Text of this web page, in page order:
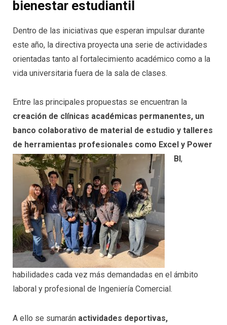
bienestar estudiantil
Dentro de las iniciativas que esperan impulsar durante
este año, la directiva proyecta una serie de actividades
orientadas tanto al fortalecimiento académico como a la
vida universitaria fuera de la sala de clases.
Entre las principales propuestas se encuentran la
creación de clínicas académicas permanentes, un
banco colaborativo de material de estudio y talleres
de herramientas profesionales como Excel y Power
BI ,
habilidades cada vez más demandadas en el ámbito
laboral y profesional de Ingeniería Comercial.
A ello se sumarán actividades deportivas,